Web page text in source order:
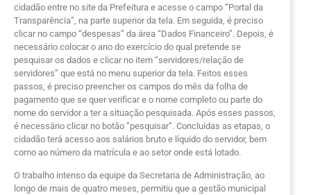
cidadão entre no site da Prefeitura e acesse o campo “Portal da
Transparência”, na parte superior da tela. Em seguida, é preciso
clicar no campo “despesas” da área “Dados Financeiro”. Depois, é
necessário colocar o ano do exercício do qual pretende se
pesquisar os dados e clicar no item “servidores/relação de
servidores” que está no menu superior da tela. Feitos esses
passos, é preciso preencher os campos do mês da folha de
pagamento que se quer verificar e o nome completo ou parte do
nome do servidor a ter a situação pesquisada. Após esses passos,
é necessário clicar no botão “pesquisar”. Concluídas as etapas, o
cidadão terá acesso aos salários bruto e líquido do servidor, bem
como ao número da matrícula e ao setor onde está lotado.
O trabalho intenso da equipe da Secretaria de Administração, ao
longo de mais de quatro meses, permitiu que a gestão municipal